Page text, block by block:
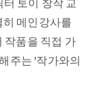
토이 창작 교
메인강사를
작품을 직접 가
주는 '작가와의